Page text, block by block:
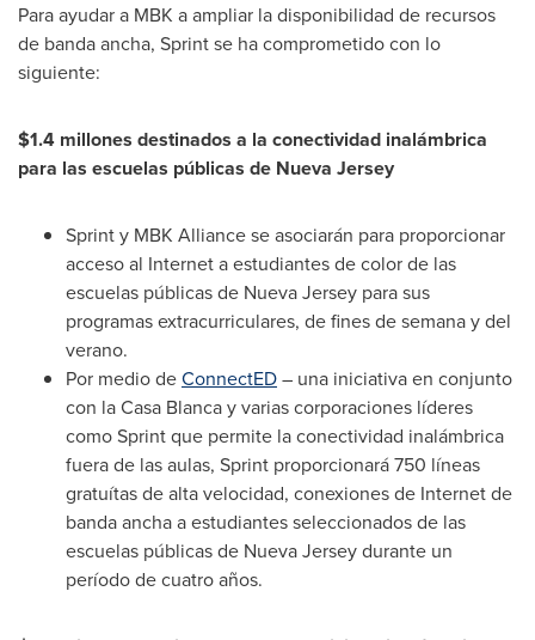
Para ayudar a MBK a ampliar la disponibilidad de recursos
de banda ancha, Sprint se ha comprometido con lo
siguiente:
$1.4 millones destinados a la conectividad inalámbrica
para las escuelas públicas de Nueva Jersey
Sprint y MBK Alliance se asociarán para proporcionar
acceso al Internet a estudiantes de color de las
escuelas públicas de Nueva Jersey para sus
programas extracurriculares, de fines de semana y del
verano.
Por medio deConnectED– una iniciativa en conjunto
con la Casa Blanca y varias corporaciones líderes
como Sprint que permite la conectividad inalámbrica
fuera de las aulas, Sprint proporcionará 750 líneas
gratuítas de alta velocidad, conexiones de Internet de
banda ancha a estudiantes seleccionados de las
escuelas públicas de Nueva Jerseydurante un
período de cuatro años.